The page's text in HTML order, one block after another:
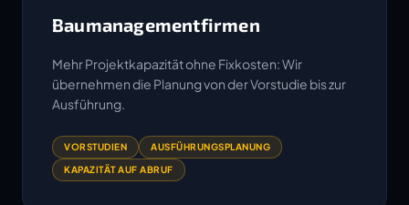
Baumanagementfirmen
Mehr Projektkapazität ohne Fixkosten: Wir
übernehmen die Planung von der Vorstudie bis zur
Ausführung.
VORSTUDIEN AUSFÜHRUNGSPLANUNG
KAPAZITÄT AUF ABRUF